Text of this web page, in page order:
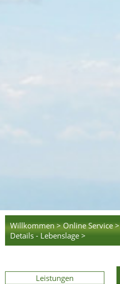
Willkommen > Online Service >
Details - Lebenslage >
Leistungen